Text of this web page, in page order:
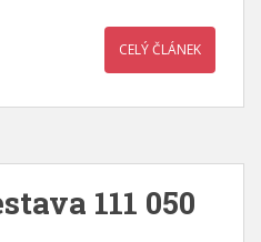
CELÝ ČLÁNEK
111 050